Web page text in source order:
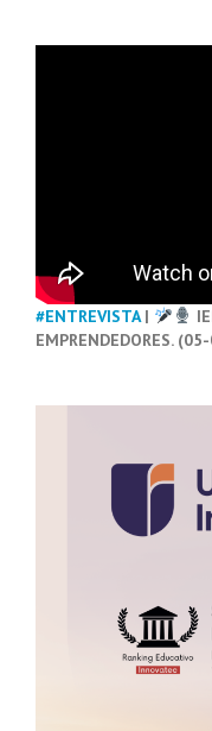
#ENTREVISTA|
EMPRENDEDORES.